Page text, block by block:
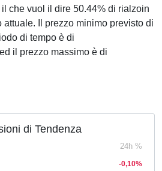
che vuol il dire 50.44% di rialzoin
Il prezzo minimo previsto di
di tempo è di
il prezzo massimo è di
di Tendenza
24h %
-0,10%